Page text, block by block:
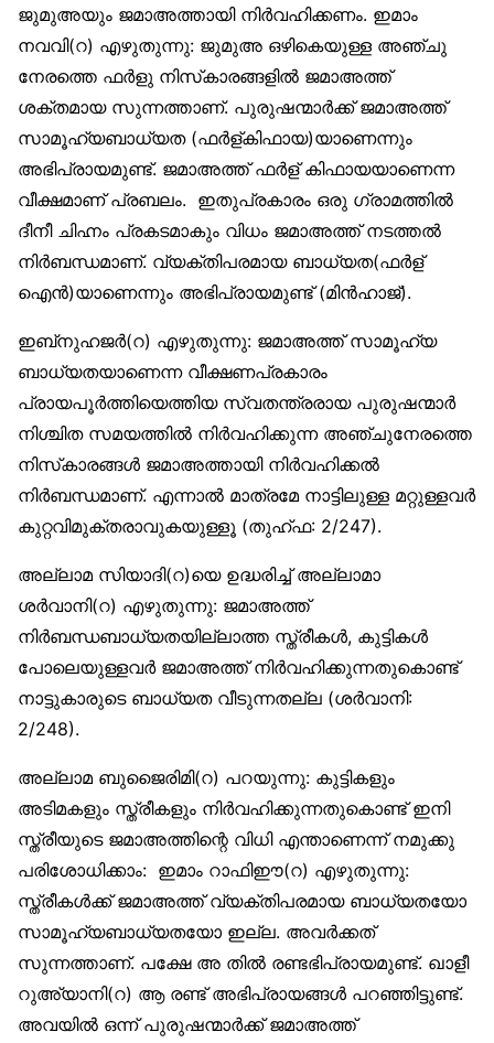
ജുമുഅയും ജമാഅത്തായി നിര്‍വഹിക്കണം. ഇമാം
നവവി(റ) എഴുതുന്നു: ജുമുഅ ഒഴികെയുള്ള അഞ്ചു
നേരത്തെ ഫര്‍ളു നിസ്‌കാരങ്ങളില്‍ ജമാഅത്ത്
ശക്തമായ സുന്നത്താണ്. പുരുഷന്മാര്‍ക്ക് ജമാഅത്ത്
സാമൂഹ്യബാധ്യത (ഫര്‍ള്കിഫായ)യാണെന്നും
അഭിപ്രായമുണ്ട്. ജമാഅത്ത് ഫര്‍ള് കിഫായയാണെന്ന
വീക്ഷമാണ് പ്രബലം. ഇതുപ്രകാരം ഒരു ഗ്രാമത്തില്‍
ദീനീ ചിഹ്നം പ്രകടമാകും വിധം ജമാഅത്ത് നടത്തല്‍
നിര്‍ബന്ധമാണ്. വ്യക്തിപരമായ ബാധ്യത(ഫര്‍ള്
ഐന്‍)യാണെന്നും അഭിപ്രായമുണ്ട് (മിന്‍ഹാജ്).
ഇബ്‌നുഹജര്‍(റ) എഴുതുന്നു: ജമാഅത്ത് സാമൂഹ്യ
ബാധ്യതയാണെന്ന വീക്ഷണപ്രകാരം
പ്രായപൂര്‍ത്തിയെത്തിയ സ്വതന്ത്രരായ പുരുഷന്മാര്‍
നിശ്ചിത സമയത്തില്‍ നിര്‍വഹിക്കുന്ന അഞ്ചുനേരത്തെ
നിസ്‌കാരങ്ങള്‍ ജമാഅത്തായി നിര്‍വഹിക്കല്‍
നിര്‍ബന്ധമാണ്. എന്നാല്‍ മാത്രമേ നാട്ടിലുള്ള മറ്റുള്ളവര്‍
കുറ്റവിമുക്തരാവുകയുള്ളൂ (തുഹ്ഫ: 2/247).
അല്ലാമ സിയാദി(റ)യെ ഉദ്ധരിച്ച് അല്ലാമാ
ശര്‍വാനി(റ) എഴുതുന്നു: ജമാഅത്ത്
നിര്‍ബന്ധബാധ്യതയില്ലാത്ത സ്ത്രീകള്‍, കുട്ടികള്‍
പോലെയുള്ളവര്‍ ജമാഅത്ത് നിര്‍വഹിക്കുന്നതുകൊണ്ട്
നാട്ടുകാരുടെ ബാധ്യത വീടുന്നതല്ല (ശര്‍വാനി:
2/248).
അല്ലാമ ബുജൈരിമി(റ) പറയുന്നു: കുട്ടികളും
അടിമകളും സ്ത്രീകളും നിര്‍വഹിക്കുന്നതുകൊണ്ട് ഇനി
സ്ത്രീയുടെ ജമാഅത്തിന്റെ വിധി എന്താണെന്ന് നമുക്കു
പരിശോധിക്കാം: ഇമാം റാഫിഈ(റ) എഴുതുന്നു:
സ്ത്രീകള്‍ക്ക് ജമാഅത്ത് വ്യക്തിപരമായ ബാധ്യതയോ
സാമൂഹ്യബാധ്യതയോ ഇല്ല. അവര്‍ക്കത്
സുന്നത്താണ്. പക്ഷേ അ തില്‍ രണ്ടഭിപ്രായമുണ്ട്. ഖാളീ
റുഅ്‌യാനി(റ) ആ രണ്ട് അഭിപ്രായങ്ങള്‍ പറഞ്ഞിട്ടുണ്ട്.
അവയില്‍ ഒന്ന് പുരുഷന്മാര്‍ക്ക് ജമാഅത്ത്